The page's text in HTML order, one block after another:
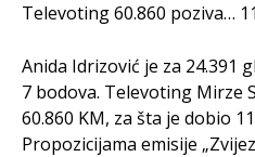
Televoting 60.860 poziva…
Anida Idrizović je za 24.391
7 bodova. Televoting Mirze
60.860 KM, za šta je dobio
Propozicijama emisije